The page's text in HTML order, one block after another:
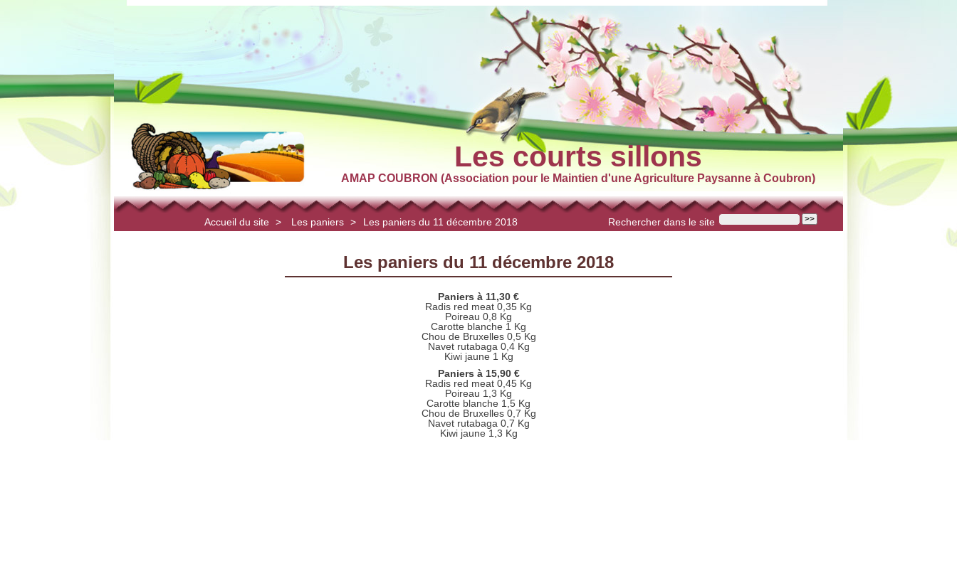
Les courts sillons
AMAP COUBRON (Association pour le Maintien d'une Agriculture Paysanne à Coubron)
Rechercher dans le site
Accueil du site > Les paniers > Les paniers du 11 décembre 2018
Les paniers du 11 décembre 2018
Paniers à 11,30 €
Radis red meat 0,35 Kg
Poireau 0,8 Kg
Carotte blanche 1 Kg
Chou de Bruxelles 0,5 Kg
Navet rutabaga 0,4 Kg
Kiwi jaune 1 Kg
Paniers à 15,90 €
Radis red meat 0,45 Kg
Poireau 1,3 Kg
Carotte blanche 1,5 Kg
Chou de Bruxelles 0,7 Kg
Navet rutabaga 0,7 Kg
Kiwi jaune 1,3 Kg